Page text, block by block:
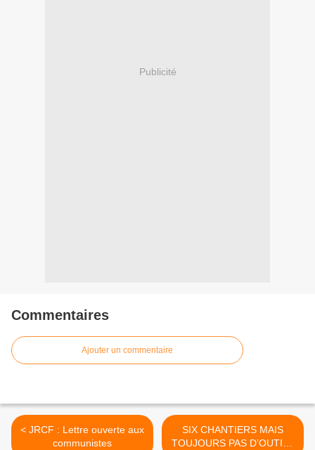
Publicité
Commentaires
Ajouter un commentaire
< JRCF : Lettre ouverte aux
communistes
SIX CHANTIERS MAIS
TOUJOURS PAS D’OUTILS